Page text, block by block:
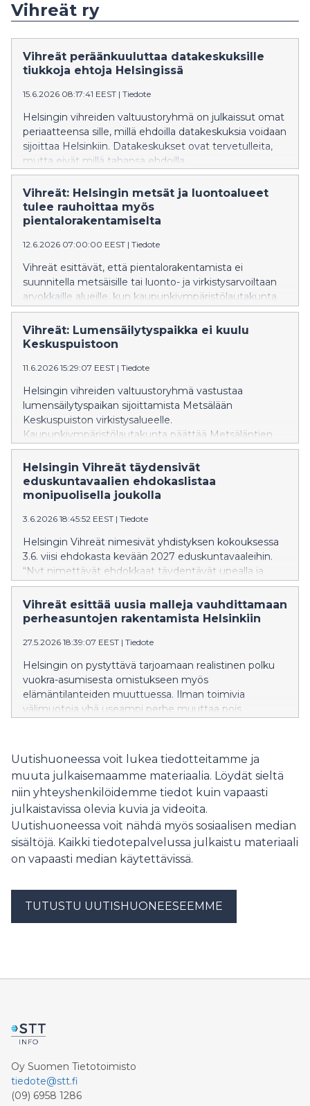
Vihreät ry
Vihreät peräänkuuluttaa datakeskuksille
tiukkoja ehtoja Helsingissä
15.6.2026 08:17:41 EEST | Tiedote
Helsingin vihreiden valtuustoryhmä on julkaissut omat
periaatteensa sille, millä ehdoilla datakeskuksia voidaan
sijoittaa Helsinkiin. Datakeskukset ovat tervetulleita,
mutta eivät millä tahansa ehdoilla.
Vihreät: Helsingin metsät ja luontoalueet
tulee rauhoittaa myös
pientalorakentamiselta
12.6.2026 07:00:00 EEST | Tiedote
Vihreät esittävät, että pientalorakentamista ei
suunnitella metsäisille tai luonto- ja virkistysarvoiltaan
arvokkaille alueille, kun kaupunkiympäristölautakunta
käsittelee Helsingin pientalotonttitarjonnan lisäämistä
16.6.2026.
Vihreät: Lumensäilytyspaikka ei kuulu
Keskuspuistoon
11.6.2026 15:29:07 EEST | Tiedote
Helsingin vihreiden valtuustoryhmä vastustaa
lumensäilytyspaikan sijoittamista Metsälään
Keskuspuiston virkistysalueelle.
Kaupunkiympäristölautakunta päättää Metsäläntien
lumenvastaanottopaikan kaavasta kokouksessaan
16.6.2026.
Helsingin Vihreät täydensivät
eduskuntavaalien ehdokaslistaa
monipuolisella joukolla
3.6.2026 18:45:52 EEST | Tiedote
Helsingin Vihreät nimesivät yhdistyksen kokouksessa
3.6. viisi ehdokasta kevään 2027 eduskuntavaaleihin.
“Nyt nimettävät ehdokkaat täydentävät upealla ja
monipuolisella osaamisellaan Helsingin vihreiden
ehdokaslistaa. Ehdokashankinta on hyvällä mallilla ja
valmistelut kohti eduskuntavaaleja täydessä
Monter kuvailee. Ehdokkaaksi nimettiin seuraavat
henkilöt: Maria Aarnilinna, opinto-ohjaaja ja
kasvatustieteen maisteri Matti Lehto, Lead copywriter
ja VTM Anja Presnukhina, aktivisti ja kahvilayrittäjä Iida
Tani, kaupunginvaltuutettu ja yhteiskuntatieteiden
maisteri Vini Venetvaara, Helsingin vihreiden nuorten
Harjanteen, Mari Holopaisen ja Amanda Pasasen.
Seuraavan kerran Helsingin Vihreät nimeävät
ehdokkaita syksyllä.
Vihreät esittää uusia malleja vauhdittamaan
perheasuntojen rakentamista Helsinkiin
27.5.2026 18:39:07 EEST | Tiedote
Helsingin on pystyttävä tarjoamaan realistinen polku
vuokra-asumisesta omistukseen myös
elämäntilanteiden muuttuessa. Ilman toimivia
välimuotoja yhä useampi perhe muuttaa pois
saadaan liikkeelle erityisesti kaupunkiuudistusalueilla.
Helsingin kaupunginvaltuusto käsittelee tänään
kokouksessaan asumisen ja maankäytön ohjelman
seurantaraporttia.
Uutishuoneessa voit lukea tiedotteitamme ja
muuta julkaisemaamme materiaalia. Löydät sieltä
niin yhteyshenkilöidemme tiedot kuin vapaasti
julkaistavissa olevia kuvia ja videoita.
Uutishuoneessa voit nähdä myös sosiaalisen median
sisältöjä. Kaikki tiedotepalvelussa julkaistu materiaali
on vapaasti median käytettävissä.
TUTUSTU UUTISHUONEESEEMME
Oy Suomen Tietotoimisto
tiedote@stt.fi
(09) 6958 1286